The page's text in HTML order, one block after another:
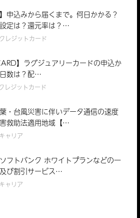
申込みから届くまで。何日かかる？
定は？還元率は？…
クレジットカード
】ラグジュアリーカードの申込か
数は？配…
レジットカード
葉・台風災害に伴いデータ通信の速度
救助法適用地域【…
キャリア
フトバンク ホワイトプランなどの一
び割引サービス…
キャリア